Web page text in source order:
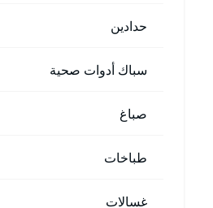
حدادين
سباك أدوات صحية
صباغ
طباخات
غسالات